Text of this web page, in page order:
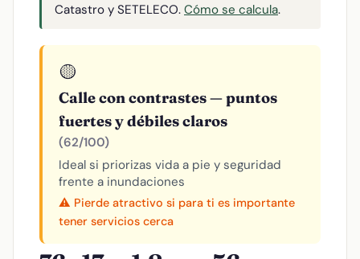
Catastro y SETELECO. Cómo se calcula.
🟡
Calle con contrastes — puntos
fuertes y débiles claros
(62/100)
Ideal si priorizas vida a pie y seguridad
frente a inundaciones
⚠️ Pierde atractivo si para ti es importante
tener servicios cerca